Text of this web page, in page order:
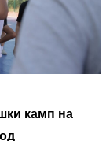
камп на